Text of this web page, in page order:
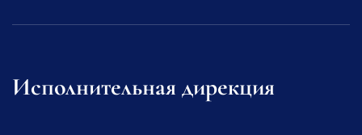
Исполнительная дирекция